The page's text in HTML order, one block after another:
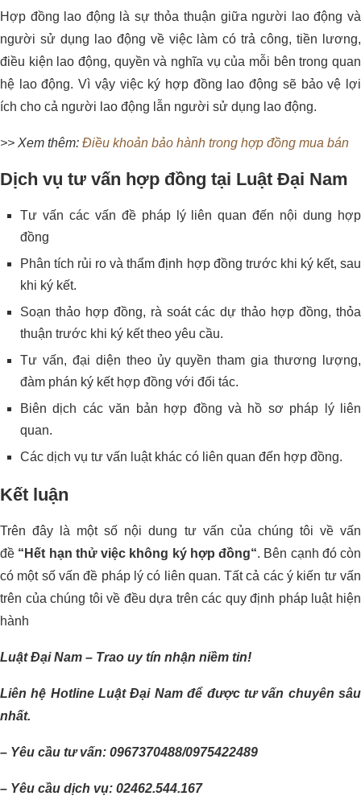
Hợp đồng lao động là sự thỏa thuận giữa người lao động và
người sử dụng lao động về việc làm có trả công, tiền lương,
điều kiện lao động, quyền và nghĩa vụ của mỗi bên trong quan
hệ lao động. Vì vậy việc ký hợp đồng lao động sẽ bảo vệ lợi
ích cho cả người lao động lẫn người sử dụng lao động.
>> Xem thêm: Điều khoản bảo hành trong hợp đồng mua bán
Dịch vụ tư vấn hợp đồng tại Luật Đại Nam
Tư vấn các vấn đề pháp lý liên quan đến nội dung hợp
đồng
Phân tích rủi ro và thẩm định hợp đồng trước khi ký kết, sau
khi ký kết.
Soạn thảo hợp đồng, rà soát các dự thảo hợp đồng, thỏa
thuận trước khi ký kết theo yêu cầu.
Tư vấn, đại diện theo ủy quyền tham gia thương lượng,
đàm phán ký kết hợp đồng với đối tác.
Biên dịch các văn bản hợp đồng và hồ sơ pháp lý liên
quan.
Các dịch vụ tư vấn luật khác có liên quan đến hợp đồng.
Kết luận
Trên đây là một số nội dung tư vấn của chúng tôi về vấn
đề “ Hết hạn thử việc không ký hợp đồng“. Bên cạnh đó còn
có một số vấn đề pháp lý có liên quan. Tất cả các ý kiến tư vấn
trên của chúng tôi về đều dựa trên các quy định pháp luật hiện
hành
Luật Đại Nam – Trao uy tín nhận niềm tin!
Liên hệ Hotline Luật Đại Nam để được tư vấn chuyên sâu
nhất.
– Yêu cầu tư vấn: 0967370488/0975422489
– Yêu cầu dịch vụ: 02462.544.167